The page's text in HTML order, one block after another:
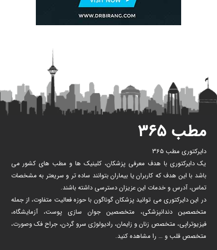
مطب ۳۶۵
دایرکتوری مطب 365
یک دایرکتوری با هدف معرفی پزشکان، کلینیک ها و مطب های کشور می
باشد با این هدف که کاربران یا بیماران بتوانند ساده تر و سریعتر به مشخصات
تماس، آدرس و خدمات این عزیزان دسترسی داشته باشند.
در این دایرکتوری می توانید پزشکان گوناگون با حوزه فعالیت متفاوت، از جمله
متخصصین دندانپزشکی، متخصصین جوان سازی پوست، آزمایشگاه،
فیزیوتراپی، متخصص زنان و زایمان، رادیولوژی سرو گردن، جراح فک وصورت،
متخصص قلب و … را مشاهده کنید.